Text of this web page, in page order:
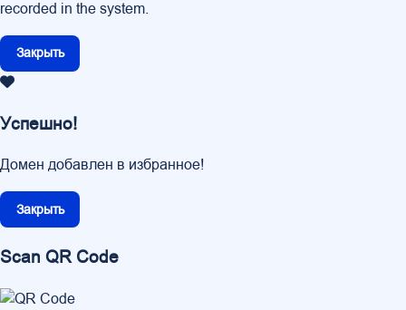
recorded in the system.
Закрыть
Успешно!
Домен добавлен в избранное!
Закрыть
Scan QR Code